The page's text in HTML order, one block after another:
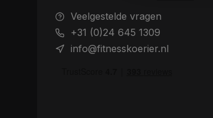
Veelgestelde vragen
+31 (0)24 645 1309
info@fitnesskoerier.nl